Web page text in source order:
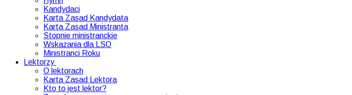
Kandydaci
Karta Zasad Kandydata
Karta Zasad Ministranta
Stopnie ministranckie
Wskazania dla LSO
Ministranci Roku
Lektorzy
O lektorach
Karta Zasad Lektora
Kto to jest lektor?